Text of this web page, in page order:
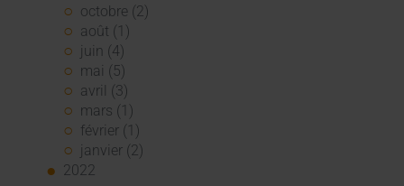
octobre (2)
août (1)
juin (4)
mai (5)
avril (3)
mars (1)
février (1)
janvier (2)
2022